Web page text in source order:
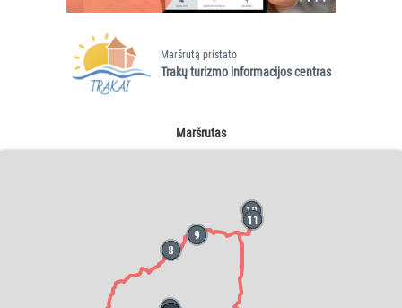
Maršrutas
Maršrutą pristato
Trakų turizmo informacijos centras